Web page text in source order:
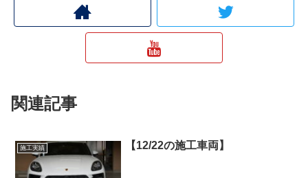
関連記事
施工実績 【12/22の施工車両】